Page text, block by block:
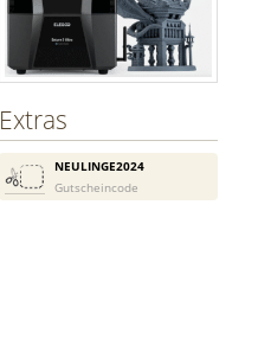
Extras
NEULINGE2024
Gutscheincode